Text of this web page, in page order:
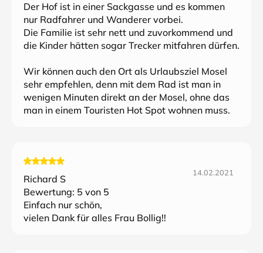
Der Hof ist in einer Sackgasse und es kommen
nur Radfahrer und Wanderer vorbei.
Die Familie ist sehr nett und zuvorkommend und
die Kinder hätten sogar Trecker mitfahren dürfen.
Wir können auch den Ort als Urlaubsziel Mosel
sehr empfehlen, denn mit dem Rad ist man in
wenigen Minuten direkt an der Mosel, ohne das
man in einem Touristen Hot Spot wohnen muss.
Richard S
14.02.2021
Bewertung: 5 von 5
Einfach nur schön,
vielen Dank für alles Frau Bollig!!